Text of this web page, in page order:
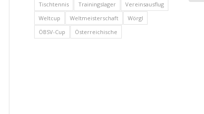
Tischtennis
Trainingslager
Vereinsausflug
Weltcup
Weltmeisterschaft
Wörgl
ÖBSV-Cup
Österreichische